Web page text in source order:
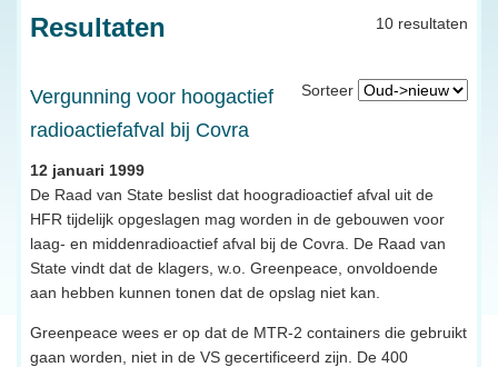
10 resultaten
Resultaten
Sorteer
Vergunning voor hoogactief
radioactiefafval bij Covra
12 januari 1999
De Raad van State beslist dat hoogradioactief afval uit de
HFR tijdelijk opgeslagen mag worden in de gebouwen voor
laag- en middenradioactief afval bij de Covra. De Raad van
State vindt dat de klagers, w.o. Greenpeace, onvoldoende
aan hebben kunnen tonen dat de opslag niet kan.
Greenpeace wees er op dat de MTR-2 containers die gebruikt
gaan worden, niet in de VS gecertificeerd zijn. De 400